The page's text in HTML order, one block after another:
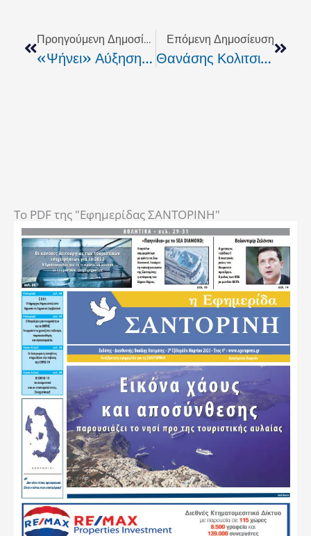
Προηγούμενη Δημοσίευση
«Ψήνει» Αύξηση Κεφαλαίου Και Η Eurobank;
Επόμενη Δημοσίευση
Θανάσης Κολιτσιδάκης. Ο Νέος Προπονητής Του ΑΟ Επισκοπής
To PDF της "Εφημερίδας ΣΑΝΤΟΡΙΝΗ"